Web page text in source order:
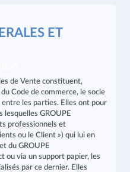
ET
de Vente constituent,
Code de commerce, le socle
les parties. Elles ont pour
lesquelles GROUPE
professionnels et
ou le Client ») qui lui en
du GROUPE
ou via un support papier, les
par ce dernier. Elles